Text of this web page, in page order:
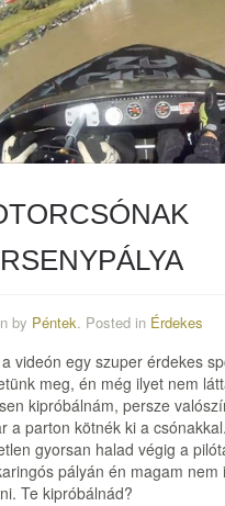
by Péntek. Posted in Érdekes
videón egy szuper érdekes
meg, én még ilyet nem
kipróbálnám, persze
a parton kötnék ki a
gyorsan halad végig a
pályán én magam nem
Te kipróbálnád?